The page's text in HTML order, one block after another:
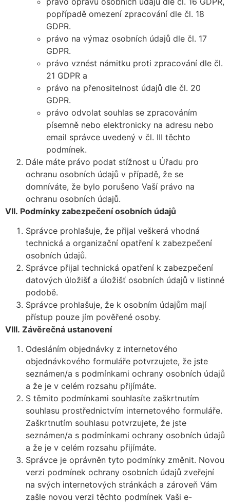
popřípadě omezení zpracování dle čl. 18
GDPR.
právo na výmaz osobních údajů dle čl. 17
GDPR.
právo vznést námitku proti zpracování dle čl.
21 GDPR a
právo na přenositelnost údajů dle čl. 20
GDPR.
právo odvolat souhlas se zpracováním
písemně nebo elektronicky na adresu nebo
email správce uvedený v čl. III těchto
podmínek.
Dále máte právo podat stížnost u Úřadu pro
ochranu osobních údajů v případě, že se
domníváte, že bylo porušeno Vaší právo na
ochranu osobních údajů.
VII. Podmínky zabezpečení osobních údajů
Správce prohlašuje, že přijal veškerá vhodná
technická a organizační opatření k zabezpečení
osobních údajů.
Správce přijal technická opatření k zabezpečení
datových úložišť a úložišť osobních údajů v listinné
podobě.
Správce prohlašuje, že k osobním údajům mají
přístup pouze jím pověřené osoby.
VIII. Závěrečná ustanovení
Odesláním objednávky z internetového
objednávkového formuláře potvrzujete, že jste
seznámen/a s podmínkami ochrany osobních údajů
a že je v celém rozsahu přijímáte.
S těmito podmínkami souhlasíte zaškrtnutím
souhlasu prostřednictvím internetového formuláře.
Zaškrtnutím souhlasu potvrzujete, že jste
seznámen/a s podmínkami ochrany osobních údajů
a že je v celém rozsahu přijímáte.
Správce je oprávněn tyto podmínky změnit. Novou
verzi podmínek ochrany osobních údajů zveřejní
na svých internetových stránkách a zároveň Vám
zašle novou verzi těchto podmínek Vaši e-